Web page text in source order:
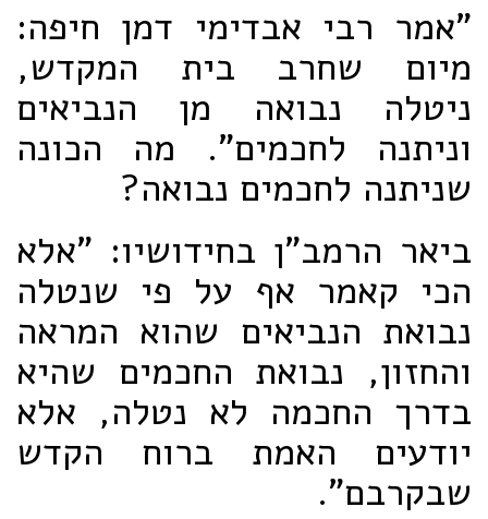
"אמר רבי אבדימי דמן חיפה:
מיום שחרב בית המקדש,
ניטלה נבואה מן הנביאים
וניתנה לחכמים". מה הכונה
שניתנה לחכמים נבואה?
ביאר הרמב"ן בחידושיו: "אלא
הכי קאמר אף על פי שנטלה
נבואת הנביאים שהוא המראה
והחזון, נבואת החכמים שהיא
בדרך החכמה לא נטלה, אלא
יודעים האמת ברוח הקדש
שבקרבם".